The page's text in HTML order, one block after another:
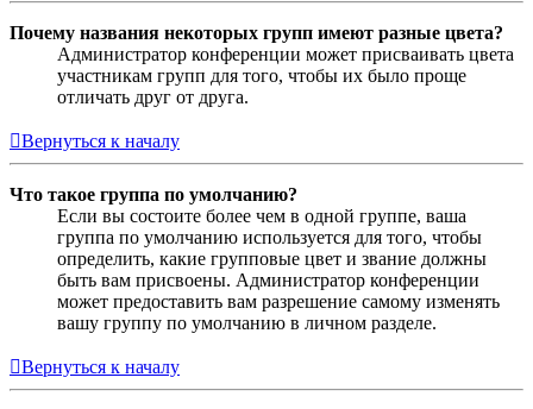
Почему названия некоторых групп имеют разные цвета?
Администратор конференции может присваивать цвета
участникам групп для того, чтобы их было проще
отличать друг от друга.
Вернуться к началу
Что такое группа по умолчанию?
Если вы состоите более чем в одной группе, ваша
группа по умолчанию используется для того, чтобы
определить, какие групповые цвет и звание должны
быть вам присвоены. Администратор конференции
может предоставить вам разрешение самому изменять
вашу группу по умолчанию в личном разделе.
Вернуться к началу